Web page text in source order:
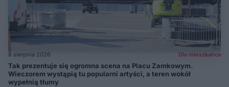
8 sierpnia 2026 Dla mieszkańca
Tak prezentuje się ogromna scena na Placu Zamkowym.
Wieczorem wystąpią tu popularni artyści, a teren wokół
wypełnią tłumy